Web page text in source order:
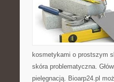
kosmetykami o prostszym
skóra problematyczna.
pielęgnacją. Bioarp24.pl